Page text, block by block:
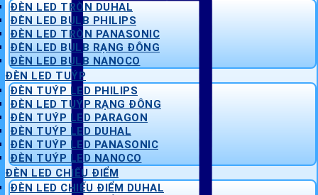
ĐÈN LED TRÒN DUHAL
ĐÈN LED BULB PHILIPS
ĐÈN LED TRÒN PANASONIC
ĐÈN LED BULB RẠNG ĐÔNG
ĐÈN LED BULB NANOCO
ĐÈN LED TUÝP
ĐÈN TUÝP LED PHILIPS
ĐÈN LED TUÝP RẠNG ĐÔNG
ĐÈN TUÝP LED PARAGON
ĐÈN TUÝP LED DUHAL
ĐÈN TUÝP LED PANASONIC
ĐÈN TUÝP LED NANOCO
ĐÈN LED CHIẾU ĐIỂM
ĐÈN LED CHIẾU ĐIỂM DUHAL